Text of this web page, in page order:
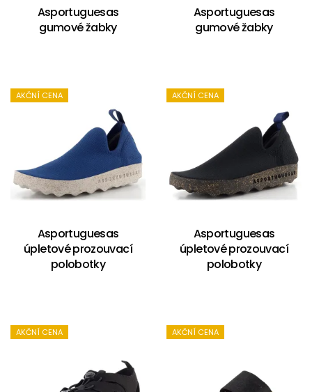
Asportuguesas
gumové žabky
Asportuguesas
gumové žabky
AKČNÍ CENA
Asportuguesas
úpletové prozouvací
polobotky
AKČNÍ CENA
Asportuguesas
úpletové prozouvací
polobotky
AKČNÍ CENA AKČNÍ CENA